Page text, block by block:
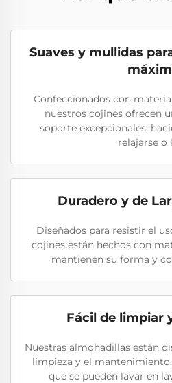
Suaves y mullidas
Confeccionados con
nuestros cojines ofrecen
soporte excepcionales,
relajarse o
Duradero y de
Diseñados para resistir el
cojines están hechos con
mantienen su forma y
Fácil de limpiar
Nuestras almohadillas están
limpieza y el
que se pueden lavar en